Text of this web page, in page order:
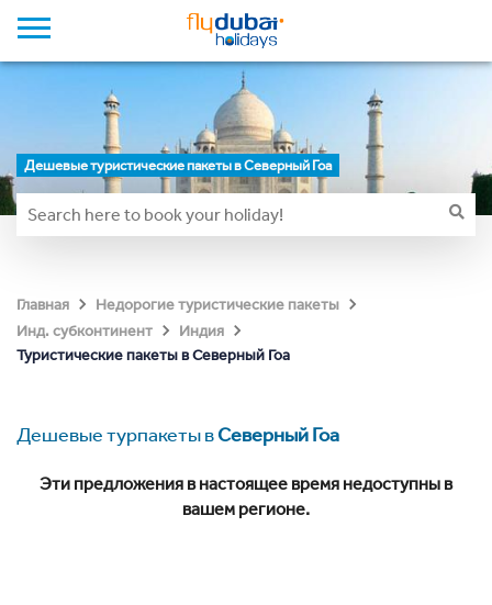
Дешевые туристические пакеты в Северный Гоа
Главная
Недорогие туристические пакеты
Инд. субконтинент
Индия
Туристические пакеты в Северный Гоа
Дешевые турпакеты вСеверный Гоа
Эти предложения в настоящее время недоступны в
вашем регионе.